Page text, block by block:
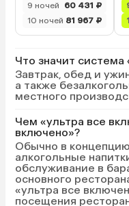
9 ночей
60 431 ₽
10 ночей 81 967 ₽
Что значит система
Завтрак, обед и
а также
местного
Чем «ультра все
включено»?
Обычно в
алкогольные
обслуживание в
основного
«ультра все
посещения